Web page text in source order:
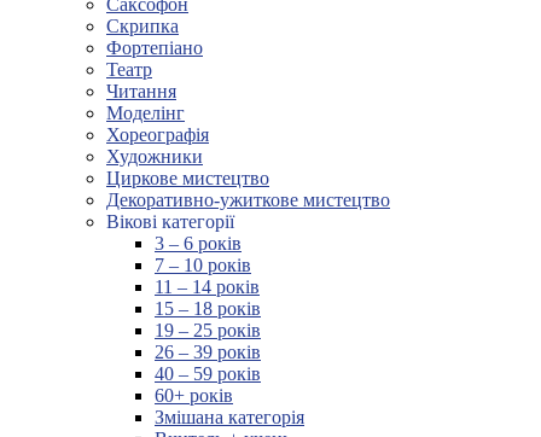
Саксофон
Скрипка
Фортепіано
Театр
Читання
Моделінг
Хореографія
Художники
Циркове мистецтво
Декоративно-ужиткове мистецтво
Вікові категорії
3 – 6 років
7 – 10 років
11 – 14 років
15 – 18 років
19 – 25 років
26 – 39 років
40 – 59 років
60+ років
Змішана категорія